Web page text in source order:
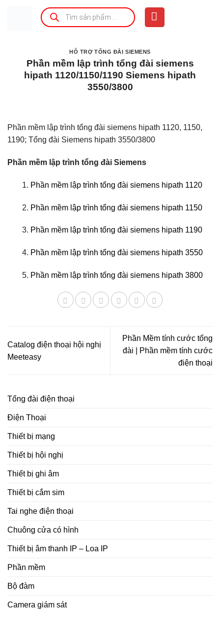
Tìm
kiếm
sản
phẩm
Tổng đài điện thoại
Điện Thoại
Thiết bị mạng
Thiết bị hội nghị
Thiết bị ghi âm
Thiết bị cắm sim
Tai nghe điện thoại
Chuông cửa có hình
Thiết bị âm thanh IP – Loa IP
Phần mềm
Bộ đàm
Camera giám sát
HỖ TRỢ TỔNG ĐÀI SIEMENS
Phần mềm lập trình tổng đài siemens
hipath 1120/1150/1190 Siemens hipath
3550/3800
Phần mềm lập trình tổng đài siemens hipath 1120, 1150,
1190; Tổng đài Siemens hipath 3550/3800
Phần mềm lập trình tổng đài Siemens
1. Phần mềm lập trình tổng đài siemens hipath 1120
2. Phần mềm lập trình tổng đài siemens hipath 1150
3. Phần mềm lập trình tổng đài siemens hipath 1190
4. Phần mềm lập trình tổng đài siemens hipath 3550
5. Phần mềm lập trình tổng đài siemens hipath 3800
Catalog điện thoại hội nghị
Meeteasy
Phần Mềm tính cước tổng
đài | Phần mềm tính cước
điện thoại